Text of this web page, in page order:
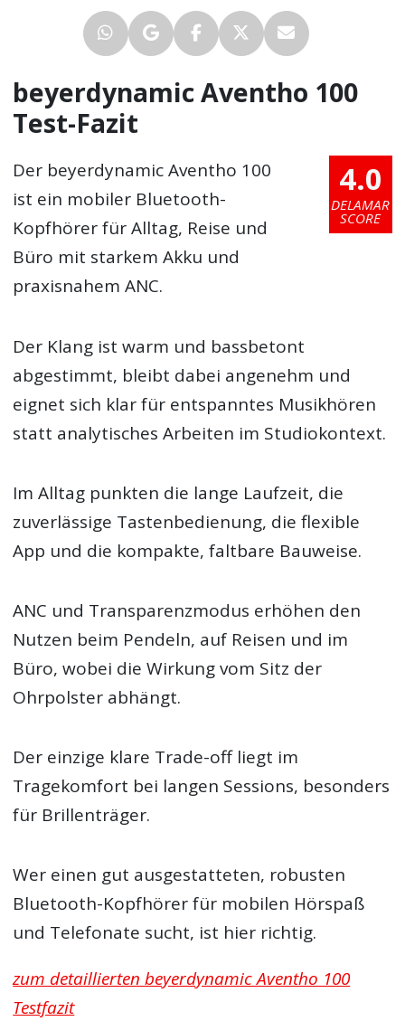
beyerdynamic Aventho 100
Test-Fazit
4.0
DELAMAR
SCORE
Der beyerdynamic Aventho 100
ist ein mobiler Bluetooth-
Kopfhörer für Alltag, Reise und
Büro mit starkem Akku und
praxisnahem ANC.
Der Klang ist warm und bassbetont
abgestimmt, bleibt dabei angenehm und
eignet sich klar für entspanntes Musikhören
statt analytisches Arbeiten im Studiokontext.
Im Alltag punkten die lange Laufzeit, die
zuverlässige Tastenbedienung, die flexible
App und die kompakte, faltbare Bauweise.
ANC und Transparenzmodus erhöhen den
Nutzen beim Pendeln, auf Reisen und im
Büro, wobei die Wirkung vom Sitz der
Ohrpolster abhängt.
Der einzige klare Trade-off liegt im
Tragekomfort bei langen Sessions, besonders
für Brillenträger.
Wer einen gut ausgestatteten, robusten
Bluetooth-Kopfhörer für mobilen Hörspaß
und Telefonate sucht, ist hier richtig.
zum detaillierten beyerdynamic Aventho 100
Testfazit